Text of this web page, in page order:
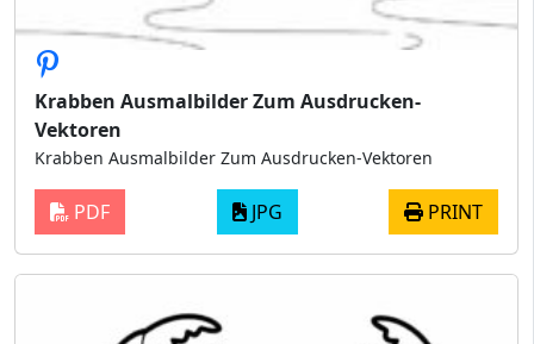
Krabben Ausmalbilder Zum Ausdrucken-
Vektoren
Krabben Ausmalbilder Zum Ausdrucken-Vektoren
PDF JPG PRINT